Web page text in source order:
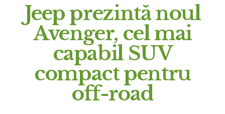
Jeep prezintă noul
Avenger, cel mai
capabil SUV
compact pentru
off-road